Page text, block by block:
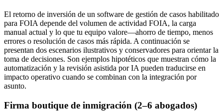
El retorno de inversión de un software de gestión de casos habilitado
para FOIA depende del volumen de actividad FOIA, la carga
manual actual y lo que tu equipo valore—ahorro de tiempo, menos
errores o resolución de casos más rápida. A continuación se
presentan dos escenarios ilustrativos y conservadores para orientar la
toma de decisiones. Son ejemplos hipotéticos que muestran cómo la
automatización y la revisión asistida por IA pueden traducirse en
impacto operativo cuando se combinan con la integración por
asunto.
Firma boutique de inmigración (2–6 abogados)